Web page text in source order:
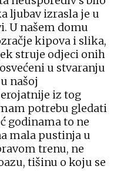
ljubav izrasla je u
U našem domu
kipova i slika,
struje odjeci onih
u stvaranju
našoj
iz tog
potrebu gledati
godinama to ne
mala pustinja u
trenu, ne
tišinu o koju se